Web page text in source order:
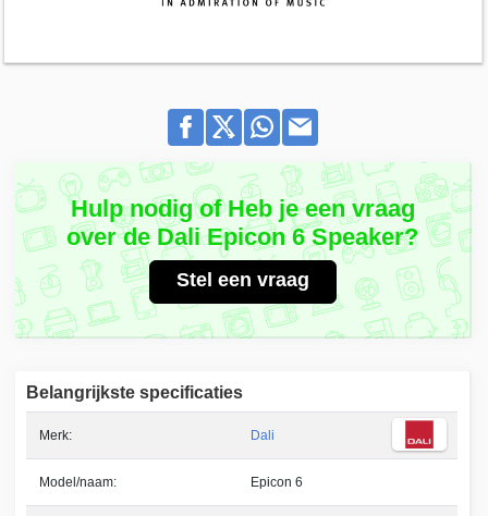
Hulp nodig of Heb je een vraag
over de Dali Epicon 6 Speaker?
Stel een vraag
Belangrijkste specificaties
Merk: Dali
Model/naam: Epicon 6